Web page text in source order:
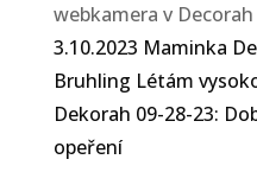
webkamera v Decorah
3.10.2023 Maminka
Bruhling Létám
Dekorah 09-28-23:
opeření